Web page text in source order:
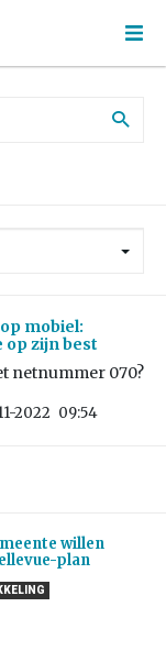
mobiel:
zijn best
netnummer 070?
2022 09:54
willen
plan